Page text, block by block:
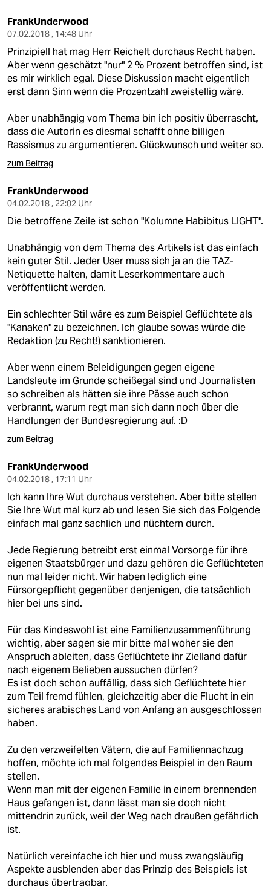
FrankUnderwood
07.02.2018 , 14:48 Uhr
Prinzipiell hat mag Herr Reichelt durchaus Recht haben.
Aber wenn geschätzt "nur" 2 % Prozent betroffen sind, ist
es mir wirklich egal. Diese Diskussion macht eigentlich
erst dann Sinn wenn die Prozentzahl zweistellig wäre.
Aber unabhängig vom Thema bin ich positiv überrascht,
dass die Autorin es diesmal schafft ohne billigen
Rassismus zu argumentieren. Glückwunsch und weiter so.
zum Beitrag
FrankUnderwood
04.02.2018 , 22:02 Uhr
Die betroffene Zeile ist schon "Kolumne Habibitus LIGHT".
Unabhängig von dem Thema des Artikels ist das einfach
kein guter Stil. Jeder User muss sich ja an die TAZ-
Netiquette halten, damit Leserkommentare auch
veröffentlicht werden.
Ein schlechter Stil wäre es zum Beispiel Geflüchtete als
"Kanaken" zu bezeichnen. Ich glaube sowas würde die
Redaktion (zu Recht!) sanktionieren.
Aber wenn einem Beleidigungen gegen eigene
Landsleute im Grunde scheißegal sind und Journalisten
so schreiben als hätten sie ihre Pässe auch schon
verbrannt, warum regt man sich dann noch über die
Handlungen der Bundesregierung auf. :D
zum Beitrag
FrankUnderwood
04.02.2018 , 17:11 Uhr
Ich kann Ihre Wut durchaus verstehen. Aber bitte stellen
Sie Ihre Wut mal kurz ab und lesen Sie sich das Folgende
einfach mal ganz sachlich und nüchtern durch.
Jede Regierung betreibt erst einmal Vorsorge für ihre
eigenen Staatsbürger und dazu gehören die Geflüchteten
nun mal leider nicht. Wir haben lediglich eine
Fürsorgepflicht gegenüber denjenigen, die tatsächlich
hier bei uns sind.
Für das Kindeswohl ist eine Familienzusammenführung
wichtig, aber sagen sie mir bitte mal woher sie den
Anspruch ableiten, dass Geflüchtete ihr Zielland dafür
nach eigenem Belieben aussuchen dürfen?
Es ist doch schon auffällig, dass sich Geflüchtete hier
zum Teil fremd fühlen, gleichzeitig aber die Flucht in ein
sicheres arabisches Land von Anfang an ausgeschlossen
haben.
Zu den verzweifelten Vätern, die auf Familiennachzug
hoffen, möchte ich mal folgendes Beispiel in den Raum
stellen.
Wenn man mit der eigenen Familie in einem brennenden
Haus gefangen ist, dann lässt man sie doch nicht
mittendrin zurück, weil der Weg nach draußen gefährlich
ist.
Natürlich vereinfache ich hier und muss zwangsläufig
Aspekte ausblenden aber das Prinzip des Beispiels ist
durchaus übertragbar.